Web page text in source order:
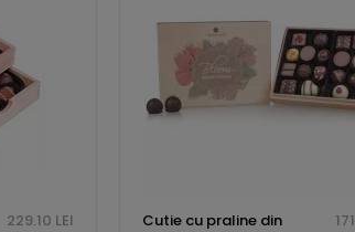
229.10 LEI
Cutie cu praline din